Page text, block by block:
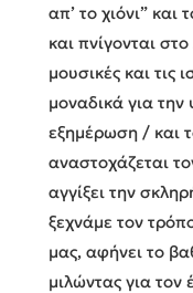
απ’ το χιόνι”
και πνίγονται
μουσικές και τις
μοναδικά για
εξημέρωση / και
αναστοχάζεται
αγγίξει την
ξεχνάμε τον
μας, αφήνει το
μιλώντας για τον